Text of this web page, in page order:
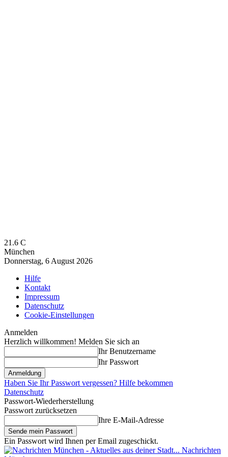
21.6 C
München
Donnerstag, 6 August 2026
Hilfe
Kontakt
Impressum
Datenschutz
Cookie-Einstellungen
Anmelden
Herzlich willkommen! Melden Sie sich an
Ihr Benutzername
Ihr Passwort
Haben Sie Ihr Passwort vergessen? Hilfe bekommen
Datenschutz
Passwort-Wiederherstellung
Passwort zurücksetzen
Ihre E-Mail-Adresse
Ein Passwort wird Ihnen per Email zugeschickt.
Nachrichten